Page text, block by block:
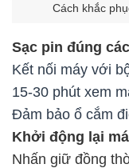
Cách khắc
Sạc pin đúng
Kết nối máy với
15-30 phút xem
Đảm bảo ổ cắm
Khởi động lại
Nhấn giữ đồng